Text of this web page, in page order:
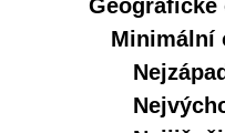
Geografické
Minimální